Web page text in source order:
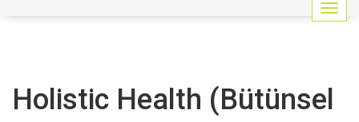
G
e
m
Holistic Health (Bütünsel